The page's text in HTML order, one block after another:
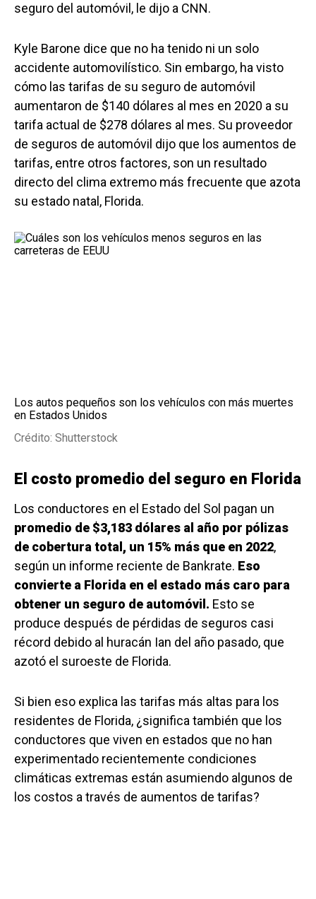
seguro del automóvil, le dijo a CNN.
Kyle Barone dice que no ha tenido ni un solo
accidente automovilístico. Sin embargo, ha visto
cómo las tarifas de su seguro de automóvil
aumentaron de $140 dólares al mes en 2020 a su
tarifa actual de $278 dólares al mes. Su proveedor
de seguros de automóvil dijo que los aumentos de
tarifas, entre otros factores, son un resultado
directo del clima extremo más frecuente que azota
su estado natal, Florida.
Los autos pequeños son los vehículos con más muertes
en Estados Unidos
Crédito: Shutterstock
El costo promedio del seguro en Florida
Los conductores en el Estado del Sol pagan un
promedio de $3,183 dólares al año por pólizas
de cobertura total, un 15% más que en 2022,
según un informe reciente de Bankrate. Eso
convierte a Florida en el estado más caro para
obtener un seguro de automóvil. Esto se
produce después de pérdidas de seguros casi
récord debido al huracán Ian del año pasado, que
azotó el suroeste de Florida.
Si bien eso explica las tarifas más altas para los
residentes de Florida, ¿significa también que los
conductores que viven en estados que no han
experimentado recientemente condiciones
climáticas extremas están asumiendo algunos de
los costos a través de aumentos de tarifas?